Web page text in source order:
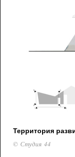
Территория
© Студия 44